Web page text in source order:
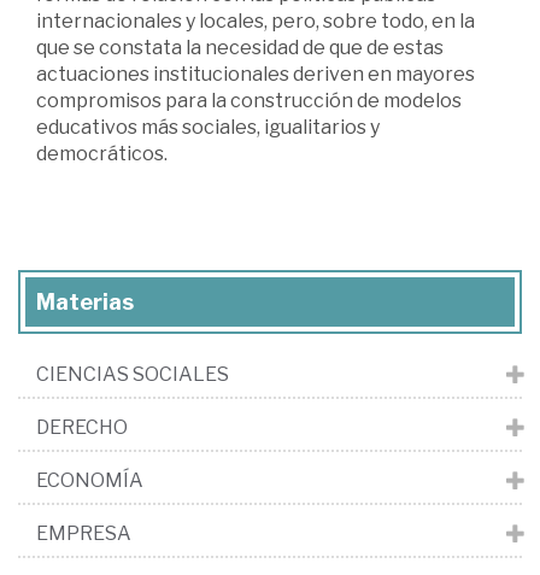
internacionales y locales, pero, sobre todo, en la
que se constata la necesidad de que de estas
actuaciones institucionales deriven en mayores
compromisos para la construcción de modelos
educativos más sociales, igualitarios y
democráticos.
Materias
CIENCIAS SOCIALES
DERECHO
ECONOMÍA
EMPRESA